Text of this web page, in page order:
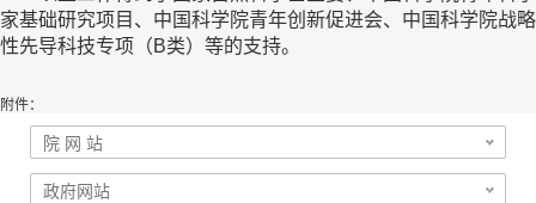
家基础研究项目、中国科学院青年创新促进会、中国科学院战略
性先导科技专项（B类）等的支持。
附件：